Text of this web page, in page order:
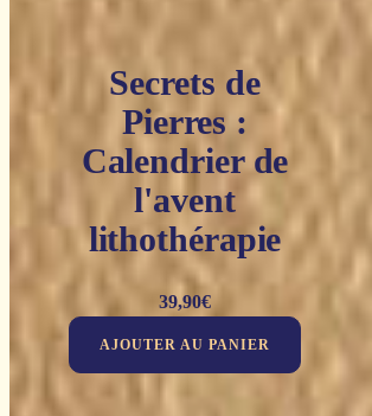
Secrets de
Pierres :
Calendrier de
l'avent
lithothérapie
39,90€
AJOUTER AU PANIER